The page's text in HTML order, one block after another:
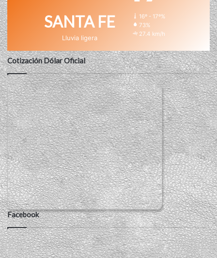
SANTA FE
Lluvia ligera
16º - 17º%
73%
27.4 km/h
Cotización Dólar Oficial
Facebook